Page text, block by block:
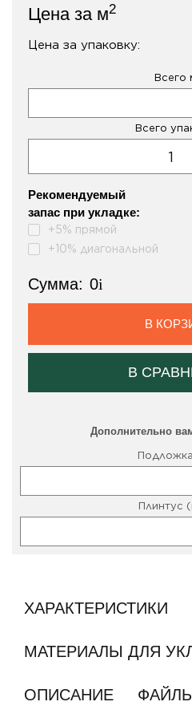
Дополнительно
Плинтус
Цена за м2
Цена за упаковку:
Всего
Всего
Рекомендуемый
запас при укладке:
+5% прямой
+10% диагональной
Сумма: 0i
В
В
ХАРАКТЕРИСТИКИ
МАТЕРИАЛЫ ДЛЯ
ОПИСАНИЕ